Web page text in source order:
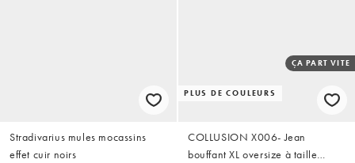
Stradivarius mules mocassins
effet cuir noirs
PLUS DE COULEURS
ÇA PART VITE
COLLUSION X006- Jean
bouffant XL oversize à taille